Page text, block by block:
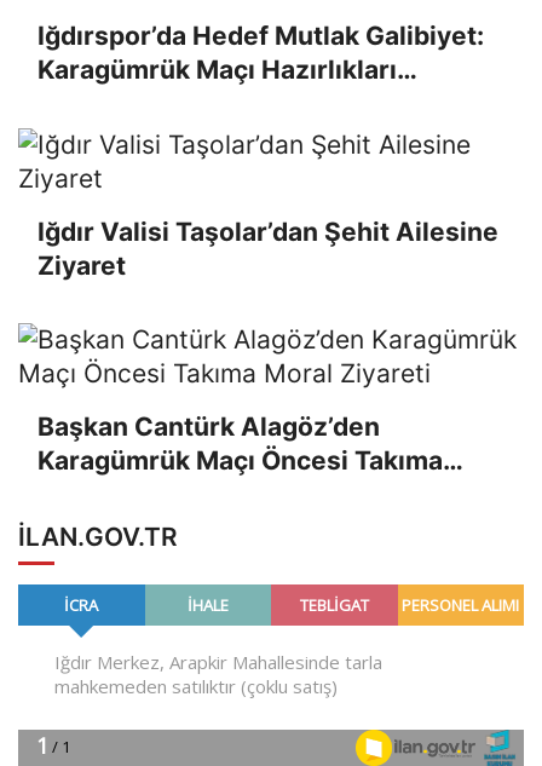
Iğdırspor’da Hedef Mutlak Galibiyet:
Karagümrük Maçı Hazırlıkları
Iğdır Valisi Taşolar’dan Şehit Ailesine
Ziyaret
Başkan Cantürk Alagöz’den
Karagümrük Maçı Öncesi Takıma
ILAN.GOV.TR